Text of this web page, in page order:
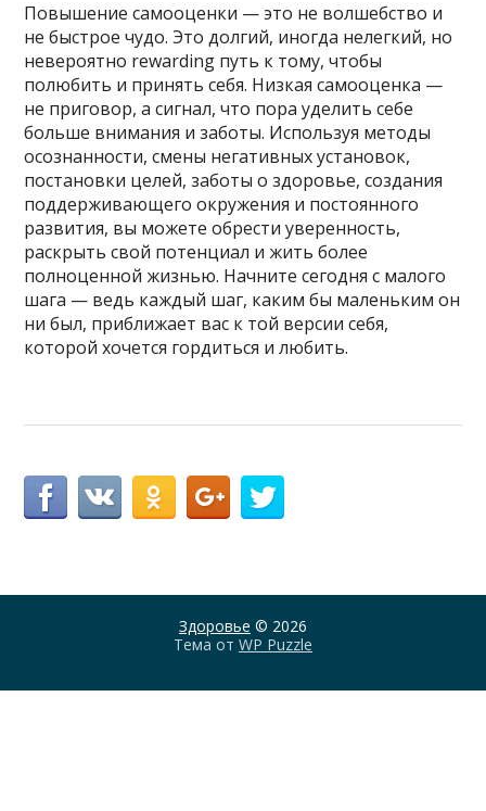
Повышение самооценки — это не волшебство и
не быстрое чудо. Это долгий, иногда нелегкий, но
невероятно rewarding путь к тому, чтобы
полюбить и принять себя. Низкая самооценка —
не приговор, а сигнал, что пора уделить себе
больше внимания и заботы. Используя методы
осознанности, смены негативных установок,
постановки целей, заботы о здоровье, создания
поддерживающего окружения и постоянного
развития, вы можете обрести уверенность,
раскрыть свой потенциал и жить более
полноценной жизнью. Начните сегодня с малого
шага — ведь каждый шаг, каким бы маленьким он
ни был, приближает вас к той версии себя,
которой хочется гордиться и любить.
Здоровье © 2026
Тема от WP Puzzle